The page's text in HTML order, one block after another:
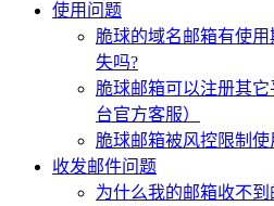
使用问题
脆球的域名邮箱有使
失吗?
脆球邮箱可以注册其
台官方客服）
脆球邮箱被风控限制使
收发邮件问题
为什么我的邮箱收不到